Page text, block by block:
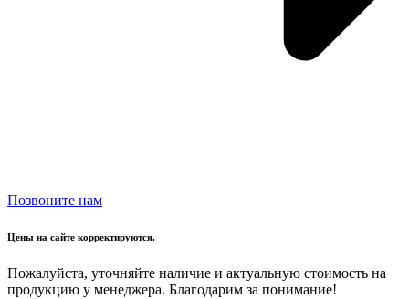
Позвоните нам
Цены на сайте корректируются.
Пожалуйста, уточняйте наличие и актуальную стоимость на
продукцию у менеджера. Благодарим за понимание!